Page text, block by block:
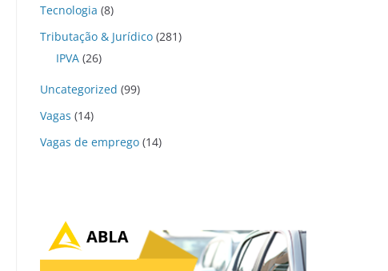
Tecnologia (8)
Tributação & Jurídico (281)
IPVA (26)
Uncategorized (99)
Vagas (14)
Vagas de emprego (14)